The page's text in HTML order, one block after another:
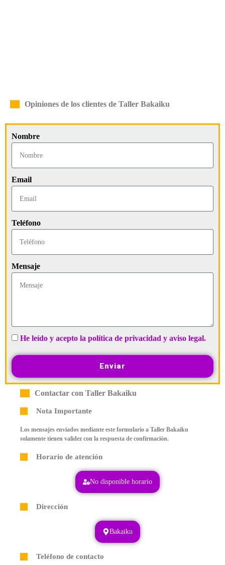
Opiniones de los clientes de Taller Bakaiku
Nombre
Email
Teléfono
Mensaje
He leído y acepto la política de privacidad y aviso legal.
Enviar
Contactar con Taller Bakaiku
Nota Importante
Los mensajes enviados mediante este formulario a Taller Bakaiku
solamente tienen validez con la respuesta de confirmación.
Horario de atención
No disponible horario
Dirección
Bakaiku
Teléfono de contacto